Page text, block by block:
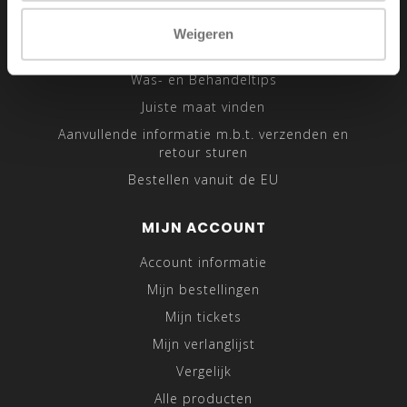
Weigeren
Sitemap
Was- en Behandeltips
Juiste maat vinden
Aanvullende informatie m.b.t. verzenden en
retour sturen
Bestellen vanuit de EU
MIJN ACCOUNT
Account informatie
Mijn bestellingen
Mijn tickets
Mijn verlanglijst
Vergelijk
Alle producten